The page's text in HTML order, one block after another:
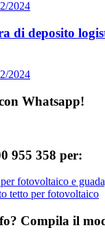
2024
di deposito
2024
Whatsapp!
955 358 per:
fotovoltaico e
tetto per fotovoltaico
Compila il